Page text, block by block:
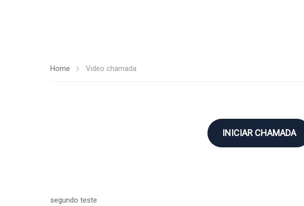
Home Video chamada
INICIAR CHAMADA
segundo teste